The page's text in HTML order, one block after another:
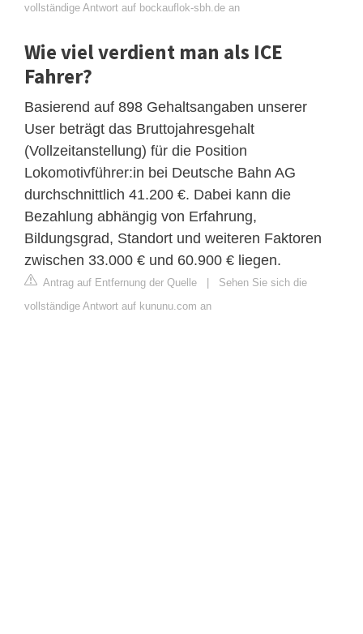
vollständige Antwort auf bockauflok-sbh.de an
Wie viel verdient man als ICE
Fahrer?
Basierend auf 898 Gehaltsangaben unserer
User beträgt das Bruttojahresgehalt
(Vollzeitanstellung) für die Position
Lokomotivführer:in bei Deutsche Bahn AG
durchschnittlich 41.200 €. Dabei kann die
Bezahlung abhängig von Erfahrung,
Bildungsgrad, Standort und weiteren Faktoren
zwischen 33.000 € und 60.900 € liegen.
Antrag auf Entfernung der Quelle | Sehen Sie sich die
vollständige Antwort auf kununu.com an